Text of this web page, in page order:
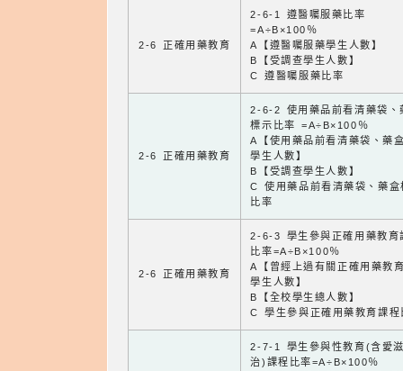
2-6 正確用藥教育
2-6-1 遵醫囑服藥比率
=A÷B×100％
A【遵醫囑服藥學生人數】
B【受調查學生人數】
C 遵醫囑服藥比率
2-6 正確用藥教育
2-6-2 使用藥品前看清藥袋、
標示比率 =A÷B×100％
A【使用藥品前看清藥袋、藥
學生人數】
B【受調查學生人數】
C 使用藥品前看清藥袋、藥盒
比率
2-6 正確用藥教育
2-6-3 學生參與正確用藥教育
比率=A÷B×100％
A【曾經上過有關正確用藥教
學生人數】
B【全校學生總人數】
C 學生參與正確用藥教育課程
2-7-1 學生參與性教育(含愛
治)課程比率=A÷B×100％